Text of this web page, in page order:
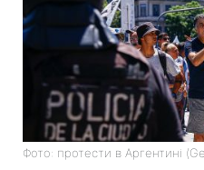
Фото: протести в Аргентині